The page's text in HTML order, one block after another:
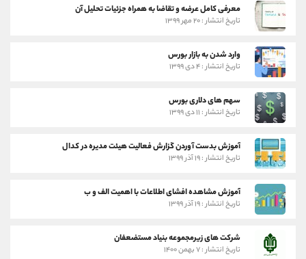
معرفی کامل عرضه و تقاضا به همراه جزئیات تحلیل آن
تاریخ انتشار : ۲۰ مهر ۱۳۹۹
وارد شدن به بازار بورس
تاریخ انتشار : ۴ دی ۱۳۹۹
سهم های دلاری بورس
تاریخ انتشار : ۱۱ دی ۱۳۹۹
آموزش بدست آوردن گزارش فعالیت هیئت مدیره در کدال
تاریخ انتشار : ۱۹ آذر ۱۳۹۹
آموزش مشاهده افشای اطلاعات با اهمیت الف و ب
تاریخ انتشار : ۱۹ آذر ۱۳۹۹
شرکت های زیرمجموعه بنیاد مستضعفان
تاریخ انتشار : ۷ بهمن ۱۴۰۰